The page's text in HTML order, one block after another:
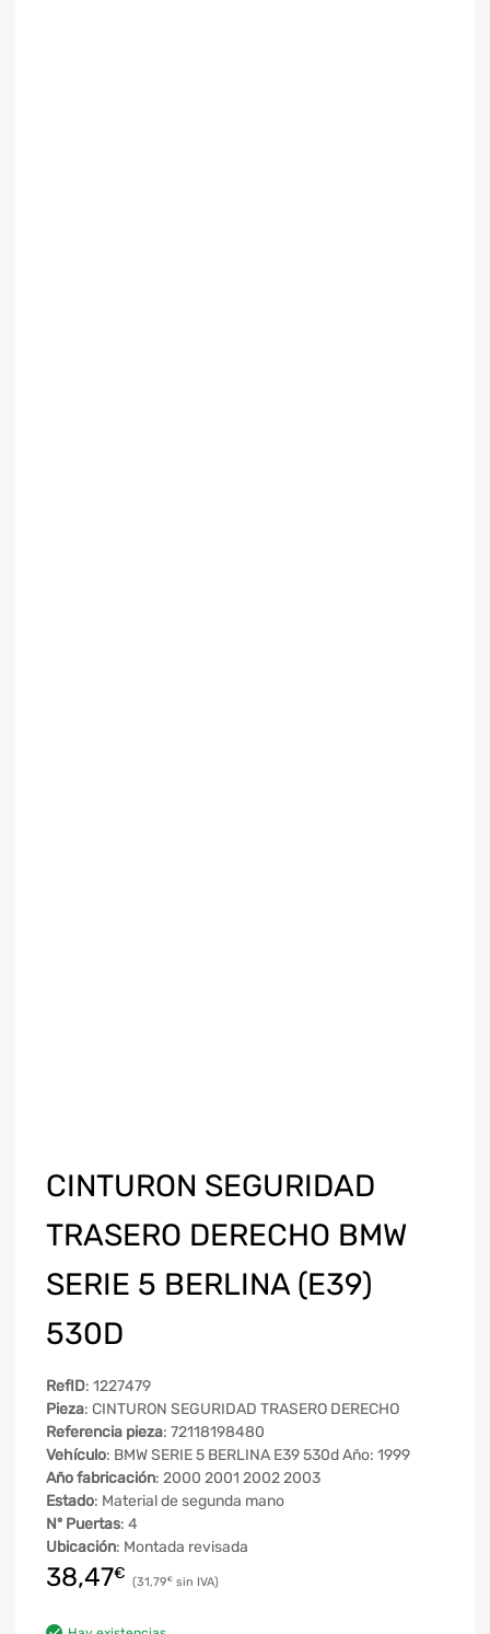
CINTURON SEGURIDAD
TRASERO DERECHO BMW
SERIE 5 BERLINA (E39)
530D
RefID: 1227479
Pieza: CINTURON SEGURIDAD TRASERO DERECHO
Referencia pieza: 72118198480
Vehículo: BMW SERIE 5 BERLINA E39 530d Año: 1999
Año fabricación: 2000 2001 2002 2003
Estado: Material de segunda mano
Nº Puertas: 4
Ubicación: Montada revisada
38,47€ 31,79€